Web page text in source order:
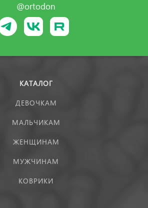
@ortodon
КАТАЛОГ
ДЕВОЧКАМ
МАЛЬЧИКАМ
ЖЕНЩИНАМ
МУЖЧИНАМ
КОВРИКИ